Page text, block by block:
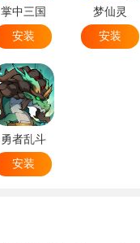
掌中三国
安装
梦仙灵
安装
勇者乱斗
安装